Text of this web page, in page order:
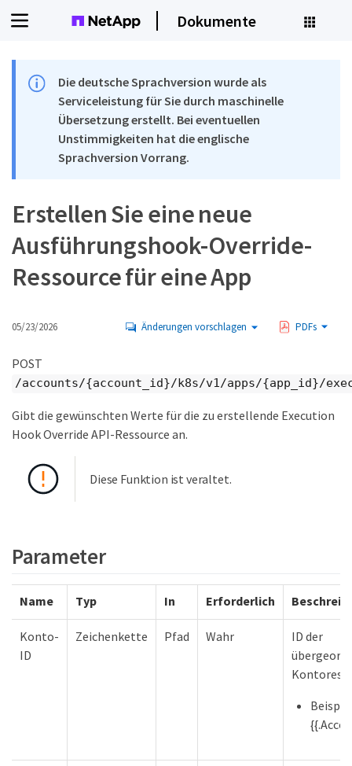
Dokumente
Die deutsche Sprachversion wurde als
Serviceleistung für Sie durch maschinelle
Übersetzung erstellt. Bei eventuellen
Unstimmigkeiten hat die englische
Sprachversion Vorrang.
Erstellen Sie eine neue
Ausführungshook-Override-
Ressource für eine App
05/23/2026 Änderungen vorschlagen PDFs
POST
/accounts/{account_id}/k8s/v1/apps/{app_id}/
Gibt die gewünschten Werte für die zu erstellende Execution
Hook Override API-Ressource an.
Diese Funktion ist veraltet.
Parameter
Name Typ In Erforderlich
Konto-
ID
Zeichenkette Pfad Wahr
ID der